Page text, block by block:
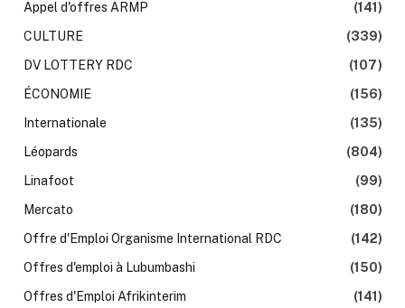
Appel d'offres ARMP
(141)
CULTURE
(339)
DV LOTTERY RDC
(107)
ÉCONOMIE
(156)
Internationale
(135)
Léopards
(804)
Linafoot
(99)
Mercato
(180)
Offre d'Emploi Organisme International RDC
(142)
Offres d'emploi à Lubumbashi
(150)
Offres d'Emploi Afrikinterim
(141)